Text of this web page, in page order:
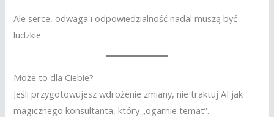
Ale serce, odwaga i odpowiedzialność nadal muszą być
ludzkie.
Może to dla Ciebie?
Jeśli przygotowujesz wdrożenie zmiany, nie traktuj AI jak
magicznego konsultanta, który „ogarnie temat”.